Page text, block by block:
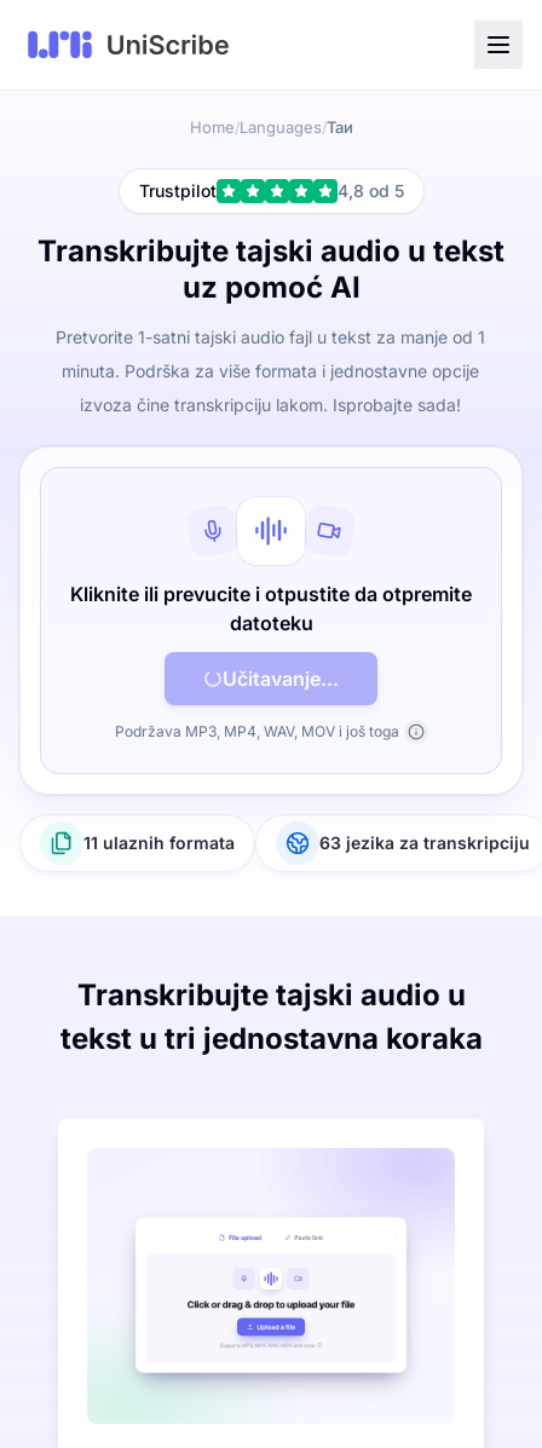
Home/Languages/Таи
Trustpilot 4,8 od 5
Transkribujte tajski audio u tekst
uz pomoć AI
Pretvorite 1-satni tajski audio fajl u tekst za manje od 1
minuta. Podrška za više formata i jednostavne opcije
izvoza čine transkripciju lakom. Isprobajte sada!
Kliknite ili prevucite i otpustite da otpremite
datoteku
Učitavanje...
Podržava MP3, MP4, WAV, MOV i još toga
11 ulaznih formata 63 jezika za transkripciju
Transkribujte tajski audio u
tekst u tri jednostavna koraka